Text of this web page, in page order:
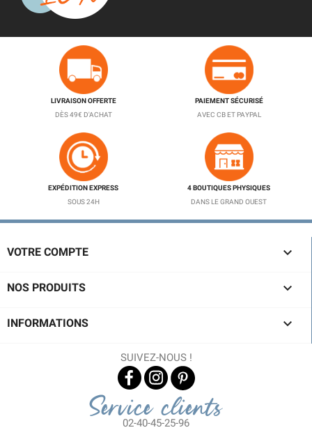
LIVRAISON OFFERTE
DÈS 49€ D'ACHAT
PAIEMENT SÉCURISÉ
AVEC CB ET PAYPAL
EXPÉDITION EXPRESS
SOUS 24H
4 BOUTIQUES PHYSIQUES
DANS LE GRAND OUEST
VOTRE COMPTE 
NOS PRODUITS 
INFORMATIONS 
SUIVEZ-NOUS !
Service clients
02-40-45-25-96